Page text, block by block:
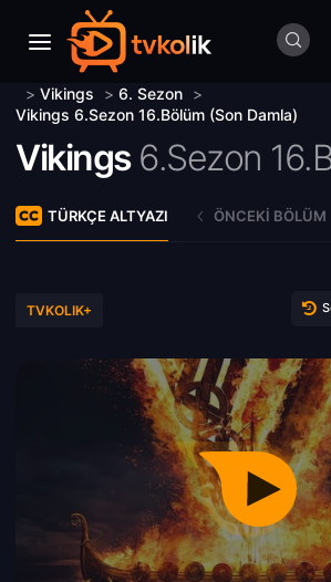
> Vikings > 6. Sezon >
Vikings 6.Sezon 16.Bölüm (Son Damla)
Vikings 6.Sezon
TÜRKÇE ALTYAZI ÖNCEKI BÖLÜM
TVKOLIK+